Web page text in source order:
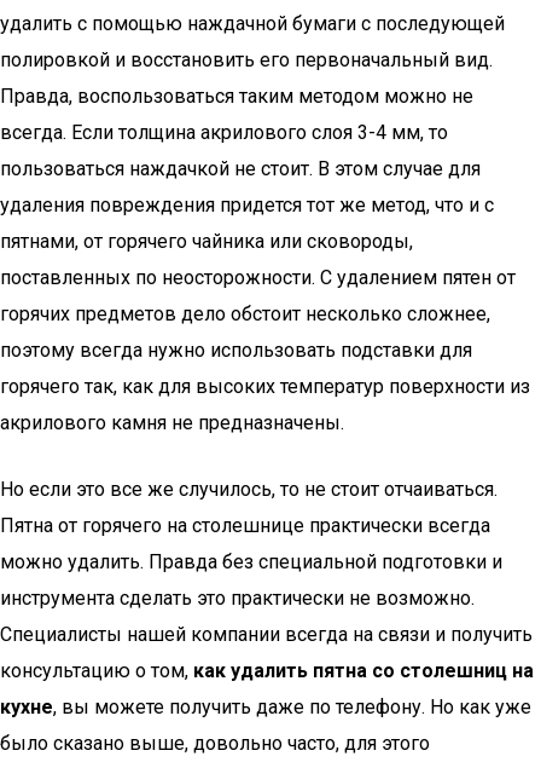
удалить с помощью наждачной бумаги с последующей
полировкой и восстановить его первоначальный вид.
Правда, воспользоваться таким методом можно не
всегда. Если толщина акрилового слоя 3-4 мм, то
пользоваться наждачкой не стоит. В этом случае для
удаления повреждения придется тот же метод, что и с
пятнами, от горячего чайника или сковороды,
поставленных по неосторожности. С удалением пятен от
горячих предметов дело обстоит несколько сложнее,
поэтому всегда нужно использовать подставки для
горячего так, как для высоких температур поверхности из
акрилового камня не предназначены.
Но если это все же случилось, то не стоит отчаиваться.
Пятна от горячего на столешнице практически всегда
можно удалить. Правда без специальной подготовки и
инструмента сделать это практически не возможно.
Специалисты нашей компании всегда на связи и получить
консультацию о том, как удалить пятна со столешниц на
кухне, вы можете получить даже по телефону. Но как уже
было сказано выше, довольно часто, для этого